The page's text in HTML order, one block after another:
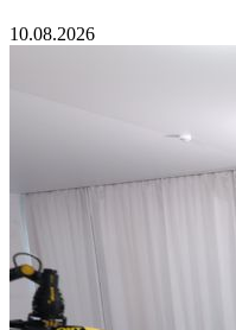
10.08.2026